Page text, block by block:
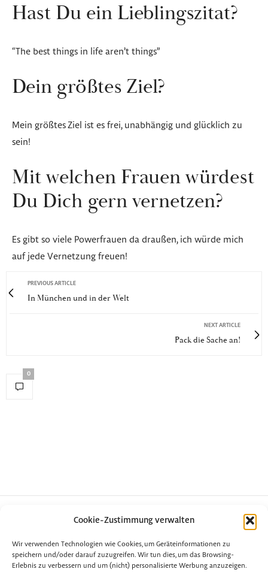
Cookie-Zustimmung verwalten
Wir verwenden Technologien wie Cookies, um Geräteinformationen zu
speichern und/oder darauf zuzugreifen. Wir tun dies, um das Browsing-
Erlebnis zu verbessern und um (nicht) personalisierte Werbung anzuzeigen.
Hast Du ein Lieblingszitat?
“The best things in life aren’t things”
Dein größtes Ziel?
Mein größtes Ziel ist es frei, unabhängig und glücklich zu
sein!
Mit welchen Frauen würdest
Du Dich gern vernetzen?
Es gibt so viele Powerfrauen da draußen, ich würde mich
auf jede Vernetzung freuen!
PREVIOUS ARTICLE
In München und in der Welt
NEXT ARTICLE
Pack die Sache an!
0